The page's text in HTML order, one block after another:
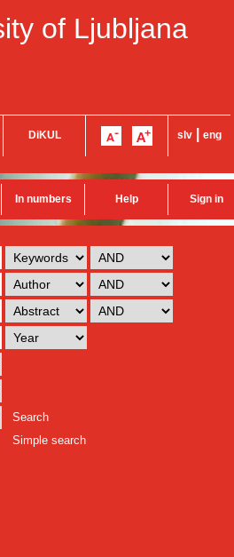
of Ljubljana
DiKUL slv eng
In numbers Help Sign in
Search
Simple search